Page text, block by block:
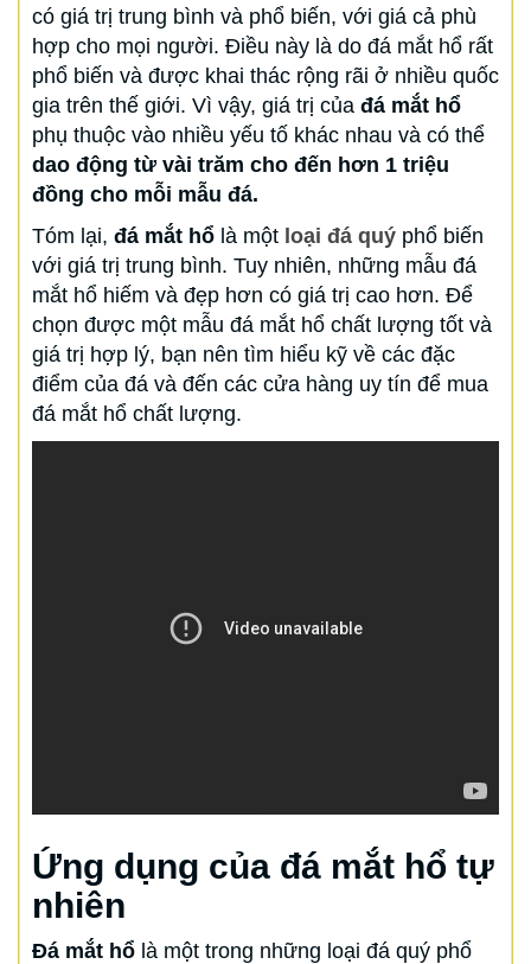
có giá trị trung bình và phổ biến, với giá cả phù
hợp cho mọi người. Điều này là do đá mắt hổ rất
phổ biến và được khai thác rộng rãi ở nhiều quốc
gia trên thế giới. Vì vậy, giá trị của đá mắt hổ
phụ thuộc vào nhiều yếu tố khác nhau và có thể
dao động từ vài trăm cho đến hơn 1 triệu
đồng cho mỗi mẫu đá.
Tóm lại, đá mắt hổ là một loại đá quý phổ biến
với giá trị trung bình. Tuy nhiên, những mẫu đá
mắt hổ hiếm và đẹp hơn có giá trị cao hơn. Để
chọn được một mẫu đá mắt hổ chất lượng tốt và
giá trị hợp lý, bạn nên tìm hiểu kỹ về các đặc
điểm của đá và đến các cửa hàng uy tín để mua
đá mắt hổ chất lượng.
Ứng dụng của đá mắt hổ tự
nhiên
Đá mắt hổ là một trong những loại đá quý phổ